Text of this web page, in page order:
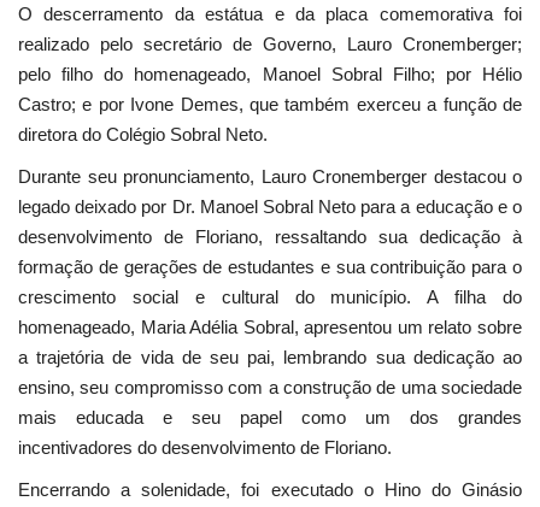
O descerramento da estátua e da placa comemorativa foi
realizado pelo secretário de Governo, Lauro Cronemberger;
pelo filho do homenageado, Manoel Sobral Filho; por Hélio
Castro; e por Ivone Demes, que também exerceu a função de
diretora do Colégio Sobral Neto.
Durante seu pronunciamento, Lauro Cronemberger destacou o
legado deixado por Dr. Manoel Sobral Neto para a educação e o
desenvolvimento de Floriano, ressaltando sua dedicação à
formação de gerações de estudantes e sua contribuição para o
crescimento social e cultural do município. A filha do
homenageado, Maria Adélia Sobral, apresentou um relato sobre
a trajetória de vida de seu pai, lembrando sua dedicação ao
ensino, seu compromisso com a construção de uma sociedade
mais educada e seu papel como um dos grandes
incentivadores do desenvolvimento de Floriano.
Encerrando a solenidade, foi executado o Hino do Ginásio